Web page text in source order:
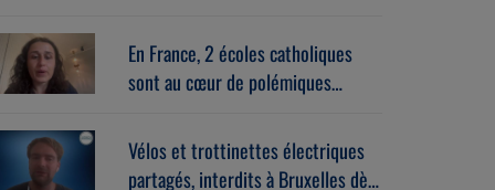
En France, 2 écoles catholiques
sont au cœur de polémiques
(06/08/2026)
Vélos et trottinettes électriques
partagés, interdits à Bruxelles dès